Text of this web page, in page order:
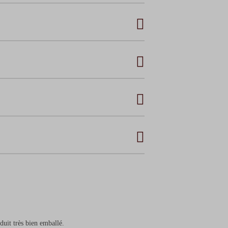
très bien emballé.